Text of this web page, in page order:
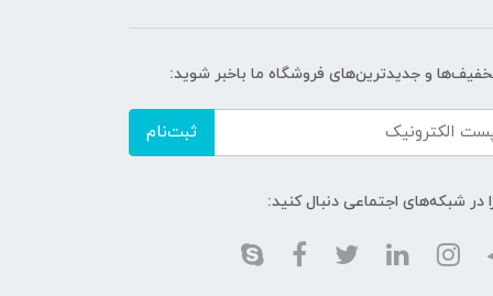
و جدیدترین‌های فروشگاه ما باخبر شوید:
ثبت‌نام
در شبکه‌های اجتماعی دنبال کنید: